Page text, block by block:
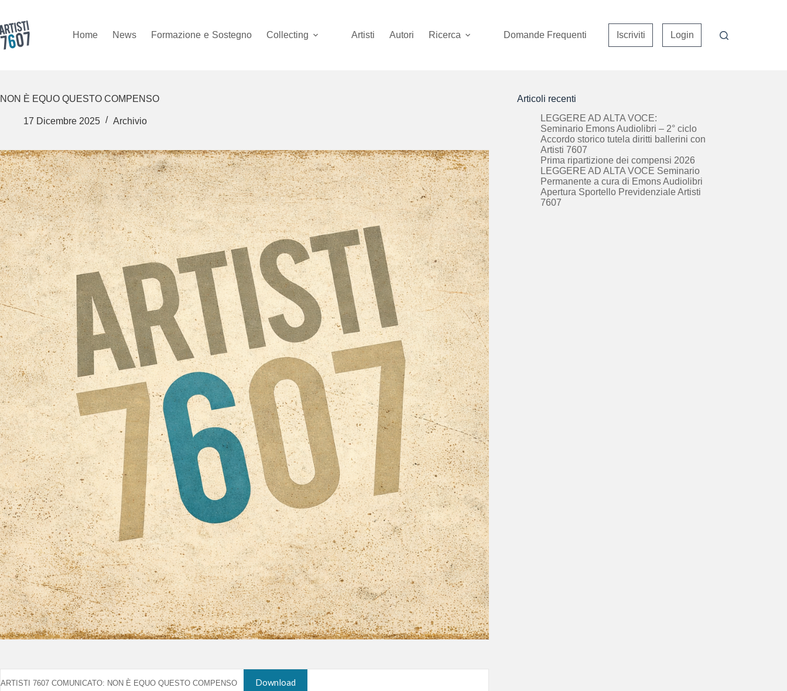
contenuto
Home
News Formazione e Sostegno Collecting Artisti Autori Ricerca Domande Frequenti Iscriviti Login
NON È EQUO QUESTO COMPENSO
17 Dicembre 2025 Archivio
ARTISTI 7607 COMUNICATO: NON È EQUO QUESTO COMPENSO Download
Articoli recenti
LEGGERE AD ALTA VOCE:
Seminario Emons Audiolibri – 2° ciclo
Accordo storico tutela diritti ballerini con
Artisti 7607
Prima ripartizione dei compensi 2026
LEGGERE AD ALTA VOCE Seminario
Permanente a cura di Emons Audiolibri
Apertura Sportello Previdenziale Artisti
7607